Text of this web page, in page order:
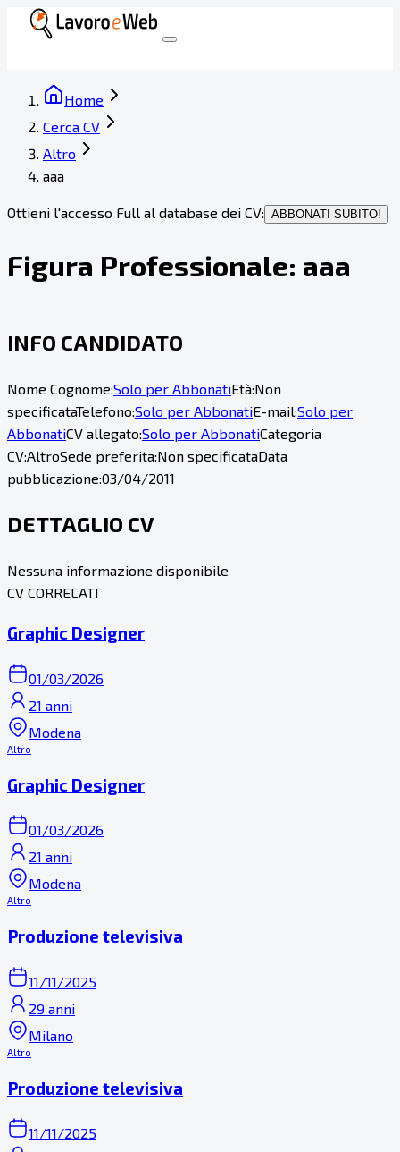
Home
Cerca CV
Altro
aaa
Ottieni l'accesso Full al database dei CV: ABBONATI SUBITO!
Figura Professionale: aaa
INFO CANDIDATO
Nome Cognome:Solo per AbbonatiEtà:Non
specificataTelefono:Solo per AbbonatiE-mail:Solo per
AbbonatiCV allegato:Solo per AbbonatiCategoria
CV:AltroSede preferita:Non specificataData
pubblicazione:03/04/2011
DETTAGLIO CV
Nessuna informazione disponibile
CV CORRELATI
Graphic Designer
01/03/2026
21 anni
Modena
Altro
Graphic Designer
01/03/2026
21 anni
Modena
Altro
Produzione televisiva
11/11/2025
29 anni
Milano
Altro
Produzione televisiva
11/11/2025